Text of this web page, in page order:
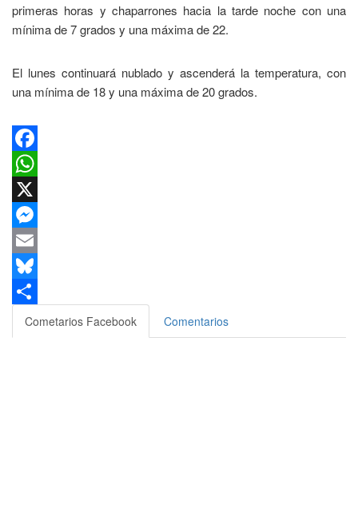
primeras horas y chaparrones hacia la tarde noche con una
mínima de 7 grados y una máxima de 22.
El lunes continuará nublado y ascenderá la temperatura, con
una mínima de 18 y una máxima de 20 grados.
Facebook
WhatsApp
X
Messenger
Email
Bluesky
Compartir
Cometarios Facebook Comentarios